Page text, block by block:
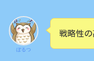
ぼるつ
戦略性